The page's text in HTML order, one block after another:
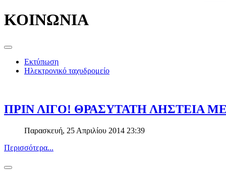
ΚΟΙΝΩΝΙΑ
Εκτύπωση
Ηλεκτρονικό ταχυδρομείο
ΠΡΙΝ ΛΙΓΟ! ΘΡΑΣΥΤΑΤΗ ΛΗΣΤΕΙΑ
Παρασκευή, 25 Απριλίου 2014 23:39
Περισσότερα...